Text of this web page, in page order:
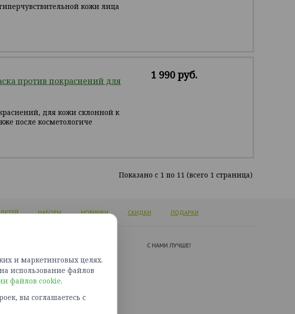
кожи лица
против покраснений для
для кожи склонной к
после косметологиче
1 990 руб.
Показано c 1 по 11 (всего 1 страница)
НАБОРЫ НОВИНКИ СКИДКИ ПОДАРКИ
картами
Связаться с нами
Карта сайта
C НАМИ ЛУЧШЕ!
и маркетинговых целях.
использование файлов
файлов cookie.
вы соглашаетесь с